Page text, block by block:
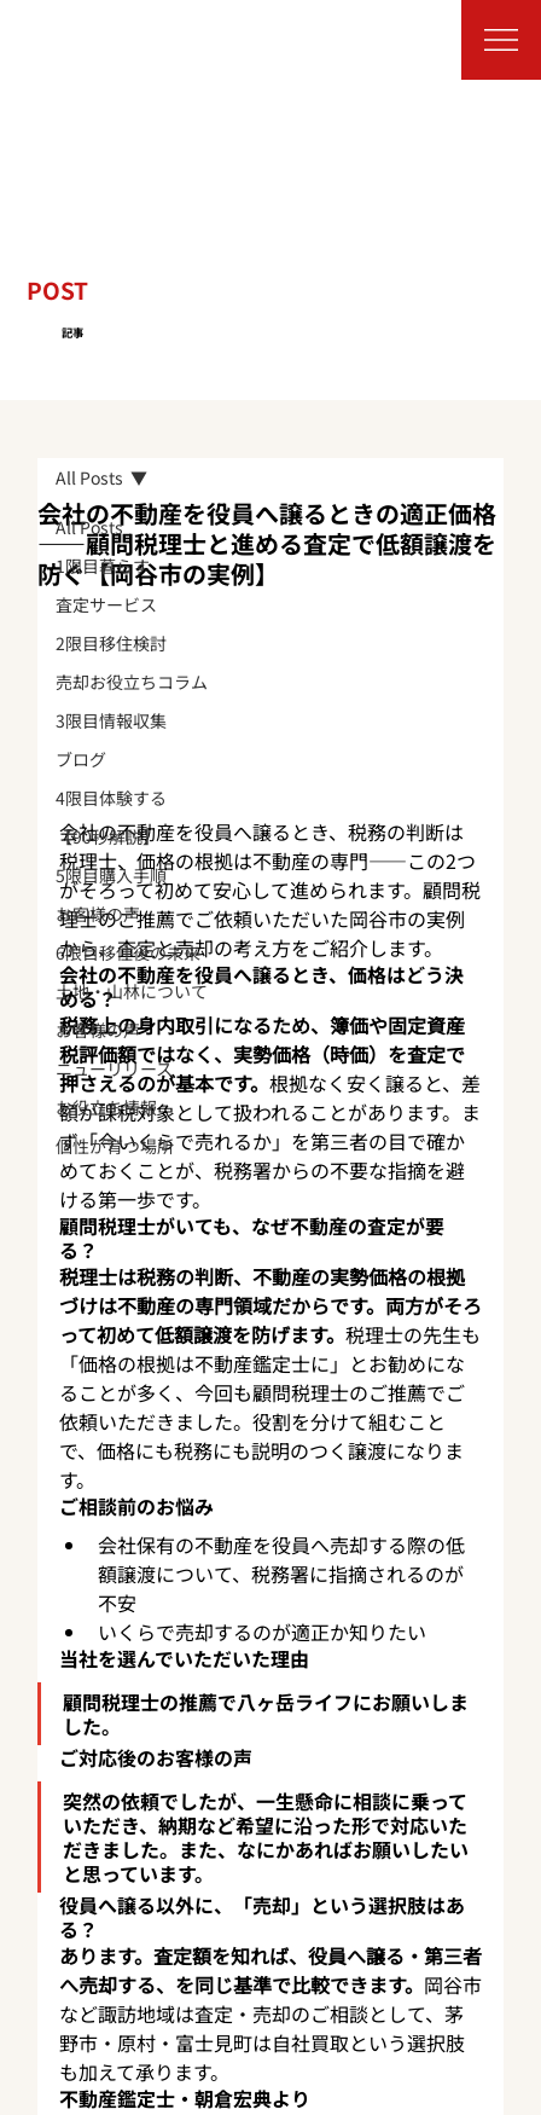
POST
記事
All Posts
1限目暮らす
査定サービス
2限目移住検討
売却お役立ちコラム
3限目情報収集
ブログ
4限目体験する
【90秒解説】
5限目購入手順
お客様の声
6限目移住後の未来
土地・山林について
お客様の声
ニューリリース
お役立ち情報
個性が育つ場所
All Posts
会社の不動産を役員へ譲るときの適正価格
——顧問税理士と進める査定で低額譲渡を
防ぐ【岡谷市の実例】
会社の不動産を役員へ譲るとき、税務の判断は
税理士、価格の根拠は不動産の専門——この2つ
がそろって初めて安心して進められます。顧問税
理士のご推薦でご依頼いただいた岡谷市の実例
から、査定と売却の考え方をご紹介します。
会社の不動産を役員へ譲るとき、価格はどう決
める？
税務上の身内取引になるため、簿価や固定資産
税評価額ではなく、実勢価格（時価）を査定で
押さえるのが基本です。 根拠なく安く譲ると、差
額が課税対象として扱われることがあります。ま
ず「今いくらで売れるか」を第三者の目で確か
めておくことが、税務署からの不要な指摘を避
ける第一歩です。
顧問税理士がいても、なぜ不動産の査定が要
る？
税理士は税務の判断、不動産の実勢価格の根拠
づけは不動産の専門領域だからです。両方がそろ
って初めて低額譲渡を防げます。 税理士の先生も
「価格の根拠は不動産鑑定士に」とお勧めにな
ることが多く、今回も顧問税理士のご推薦でご
依頼いただきました。役割を分けて組むこと
で、価格にも税務にも説明のつく譲渡になりま
す。
ご相談前のお悩み
会社保有の不動産を役員へ売却する際の低
額譲渡について、税務署に指摘されるのが
不安
いくらで売却するのが適正か知りたい
当社を選んでいただいた理由
顧問税理士の推薦で八ヶ岳ライフにお願いしま
した。
ご対応後のお客様の声
突然の依頼でしたが、一生懸命に相談に乗って
いただき、納期など希望に沿った形で対応いた
だきました。また、なにかあればお願いしたい
と思っています。
役員へ譲る以外に、「売却」という選択肢はあ
る？
あります。査定額を知れば、役員へ譲る・第三者
へ売却する、を同じ基準で比較できます。 岡谷市
など諏訪地域は査定・売却のご相談として、茅
野市・原村・富士見町は自社買取という選択肢
も加えて承ります。
不動産鑑定士・朝倉宏典より